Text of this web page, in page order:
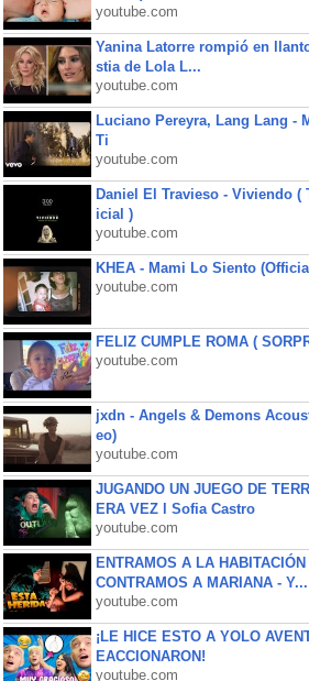
youtube.com
Yanina Latorre rompió en
stia de Lola L...
youtube.com
Luciano Pereyra, Lang Lang -
Ti
youtube.com
Daniel El Travieso - Viviendo (
icial )
youtube.com
KHEA - Mami Lo Siento
youtube.com
FELIZ CUMPLE ROMA (
youtube.com
jxdn - Angels & Demons
eo)
youtube.com
JUGANDO UN JUEGO DE
ERA VEZ l Sofia Castro
youtube.com
ENTRAMOS A LA
CONTRAMOS A MARIANA - Y...
youtube.com
¡LE HICE ESTO A YOLO
EACCIONARON!
youtube.com